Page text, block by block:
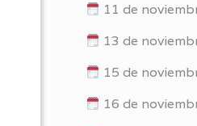
11 de
13 de
15 de
16 de